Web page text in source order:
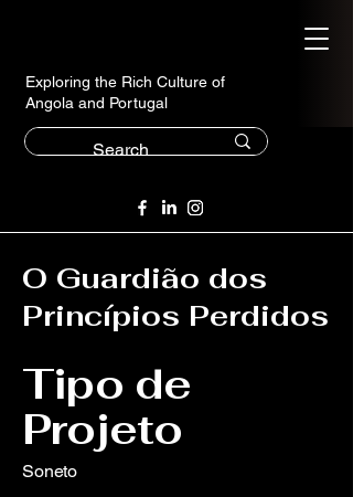
Exploring the Rich Culture of
Angola and Portugal
O Guardião dos
Princípios Perdidos
Tipo de
Projeto
Soneto